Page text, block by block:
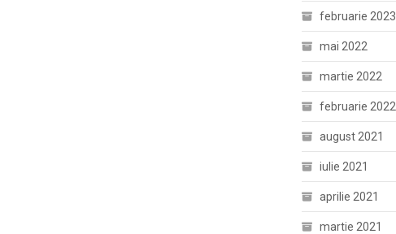
februarie 2023
mai 2022
martie 2022
februarie 2022
august 2021
iulie 2021
aprilie 2021
martie 2021